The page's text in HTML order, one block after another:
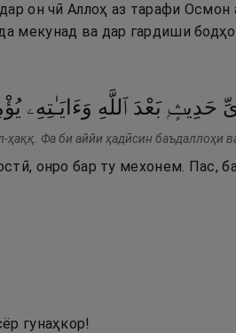
он чӣ Аллоҳ аз тарафи
мекунад ва дар гардиши
حَدِيثٍۭ بَعْدَ ٱللَّهِ وَءَايَـٰتِهِۦ
ҳаққ. Фа би аййи ҳадӣсин баъдаллоҳи
онро бар ту мехонем. Пас,
гунаҳкор!